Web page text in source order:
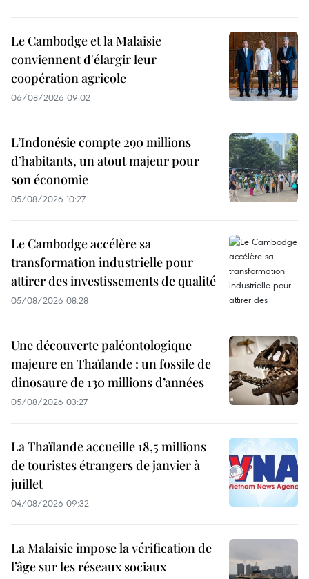
Le Cambodge et la Malaisie
conviennent d'élargir leur
coopération agricole
06/08/2026 09:02
L’Indonésie compte 290 millions
d’habitants, un atout majeur pour
son économie
05/08/2026 10:27
Le Cambodge accélère sa
transformation industrielle pour
attirer des investissements de qualité
05/08/2026 08:28
Une découverte paléontologique
majeure en Thaïlande : un fossile de
dinosaure de 130 millions d’années
05/08/2026 03:27
La Thaïlande accueille 18,5 millions
de touristes étrangers de janvier à
juillet
04/08/2026 09:32
La Malaisie impose la vérification de
l’âge sur les réseaux sociaux